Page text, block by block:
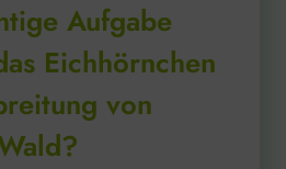
Aufgabe
Eichhörnchen
von